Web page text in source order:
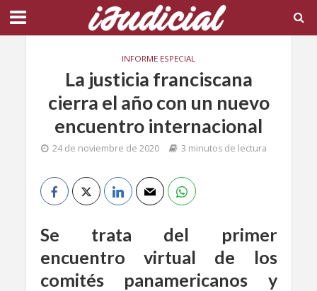
INFORME ESPECIAL
La justicia franciscana
cierra el año con un nuevo
encuentro internacional
24 de noviembre de 2020 3 minutos de lectura
Se trata del primer
encuentro virtual de los
comités panamericanos y